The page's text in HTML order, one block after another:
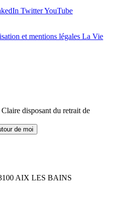
TwitterYouTube
et mentions légales La Vie
disposant du retrait de
de moi
AIX LES BAINS